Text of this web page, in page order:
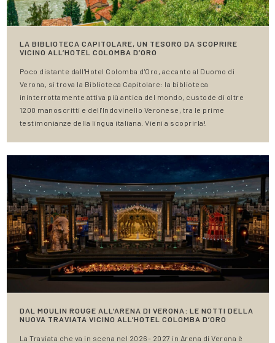
LA BIBLIOTECA CAPITOLARE, UN TESORO DA SCOPRIRE
VICINO ALL’HOTEL COLOMBA D’ORO
Poco distante dall'Hotel Colomba d'Oro, accanto al Duomo di
Verona, si trova la Biblioteca Capitolare: la biblioteca
ininterrottamente attiva più antica del mondo, custode di oltre
1200 manoscritti e dell'Indovinello Veronese, tra le prime
testimonianze della lingua italiana. Vieni a scoprirla!
DAL MOULIN ROUGE ALL’ARENA DI VERONA: LE NOTTI DELLA
NUOVA TRAVIATA VICINO ALL’HOTEL COLOMBA D’ORO
La Traviata che va in scena nel 2026- 2027 in Arena di Verona è